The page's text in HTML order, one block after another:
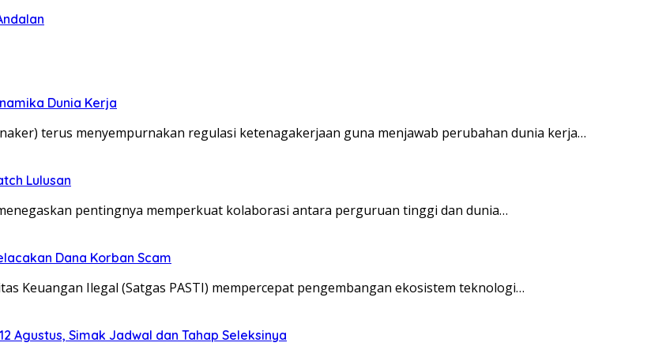
Dunia Kerja
terus menyempurnakan regulasi ketenagakerjaan guna menjawab perubahan dunia kerja…
Lulusan
pentingnya memperkuat kolaborasi antara perguruan tinggi dan dunia…
Dana Korban Scam
Keuangan Ilegal (Satgas PASTI) mempercepat pengembangan ekosistem teknologi…
Agustus, Simak Jadwal dan Tahap Seleksinya